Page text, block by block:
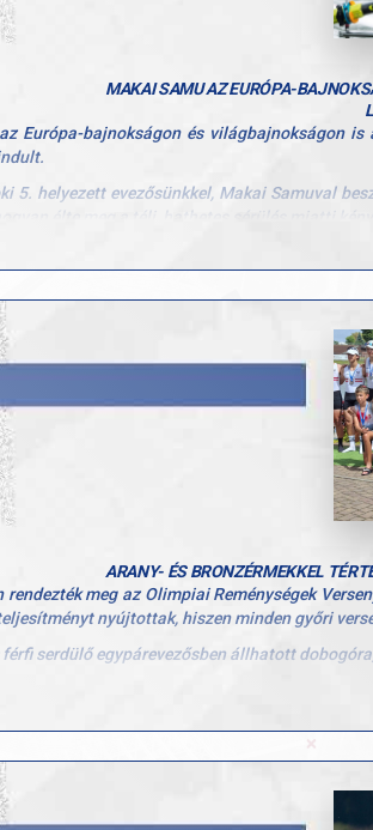
MAKAI SAMU AZ EURÓPA-
Európa-bajnokságon és világbajnokságon
5. helyezett evezősünkkel, Makai Samuval
élte meg a téli, hathetes sérülés miatti
ARANY- ÉS BRONZÉRMEKKEL
rendezték meg az Olimpiai Reménységek
nyújtottak, hiszen minden győri
serdülő egypárevezősben állhatott
Poleczki Márk, Goszták Frigyes (CSEK) és
ünnepelhettek. Az egység kormányosa
újabb győri sikerek születtek,
ismét Tóth Bendegúz kormányozta.